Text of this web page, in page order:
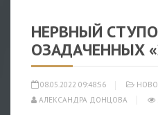
НЕРВНЫЙ
ОЗАДАЧЕННЫХ
08.05.2022 09:48:56
АЛЕКСАНДРА ДОНЦОВА